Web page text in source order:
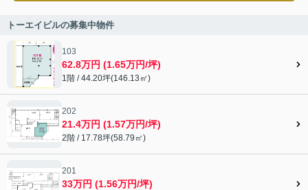
トーエイビルの募集中物件
103
62.8万円 (1.65万円/坪)
1階 / 44.20坪(146.13㎡)
202
21.4万円 (1.57万円/坪)
2階 / 17.78坪(58.79㎡)
201
33万円 (1.56万円/坪)